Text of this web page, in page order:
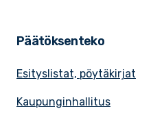
Päätöksenteko
Esityslistat, pöytäkirjat
Kaupunginhallitus